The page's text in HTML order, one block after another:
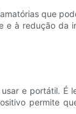
que
à redução da
e portátil. É
permite